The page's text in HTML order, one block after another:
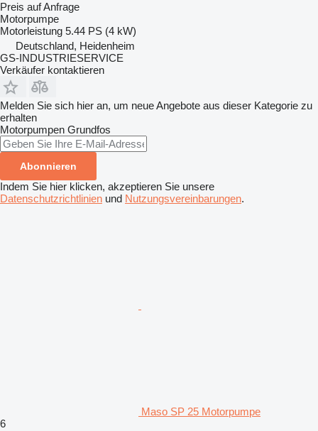
Preis auf Anfrage
Motorpumpe
Motorleistung 5.44 PS (4 kW)
Deutschland, Heidenheim
GS-INDUSTRIESERVICE
Verkäufer kontaktieren
Melden Sie sich hier an, um neue Angebote aus dieser Kategorie zu
erhalten
Motorpumpen Grundfos
Abonnieren
Indem Sie hier klicken, akzeptieren Sie unsere
Datenschutzrichtlinien und Nutzungsvereinbarungen.
Maso SP 25 Motorpumpe
6